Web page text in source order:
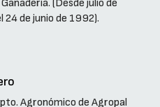
(Desde julio de
de junio de 1992).
Agronómico de Agropal